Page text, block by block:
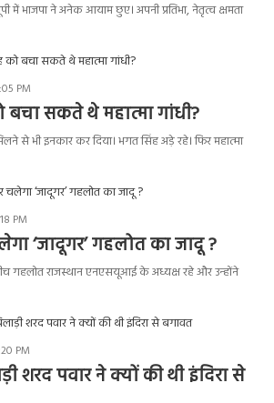
में भाजपा ने अनेक आयाम छुए। अपनी प्रतिभा, नेतृत्व क्षमता
PM
सकते थे महात्मा गांधी?
से भी इनकार कर दिया। भगत सिंह अड़े रहे। फिर महात्मा
PM
‘जादूगर’ गहलोत का जादू ?
गहलोत राजस्थान एनएसयूआई के अध्यक्ष रहे और उन्होंने
PM
शरद पवार ने क्यों की थी इंदिरा से